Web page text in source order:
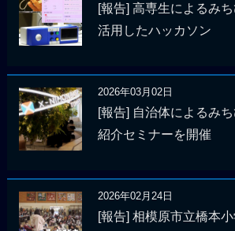
[報告] 高専生によるみ
活用したハッカソン
2026年03月02日
[報告] 自治体によるみ
紹介セミナーを開催
2026年02月24日
[報告] 相模原市立橋本